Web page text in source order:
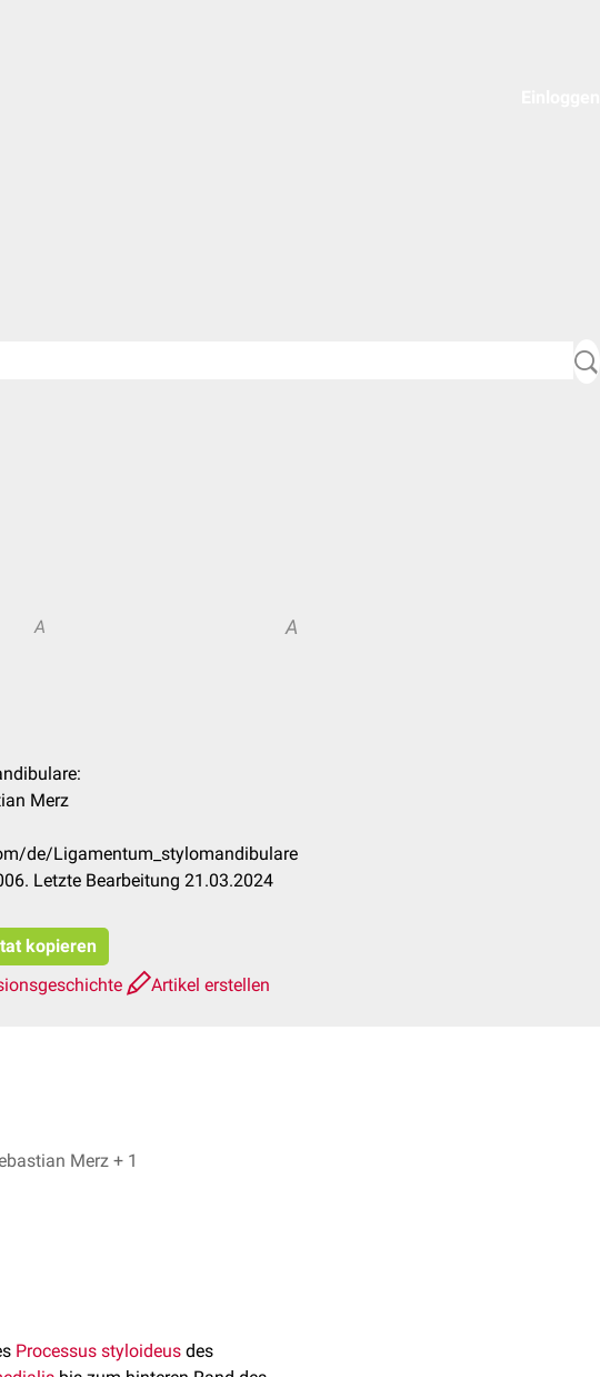
A A
Merz
de/Ligamentum_stylomandibulare
Letzte Bearbeitung 21.03.2024
kopieren
Artikel erstellen
Dr. Frank Antwerpes, Sebastian Merz + 1
Processus styloideus des